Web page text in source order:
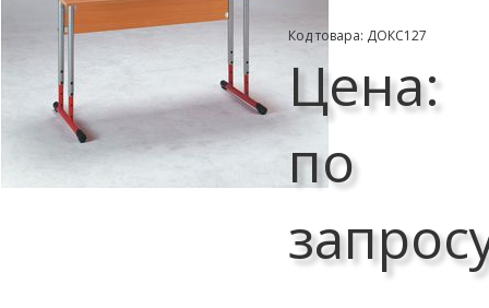
Код товара: ДОКС127
Цена:
по